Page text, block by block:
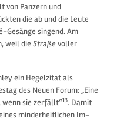
von Panzern und
die ab und die Leute
Gesänge singend. Am
weil die Straßevoller
ein Hegelzitat als
des Neuen Forum: „Eine
wenn sie zerfällt“13. Damit
minderheitlichen Im-